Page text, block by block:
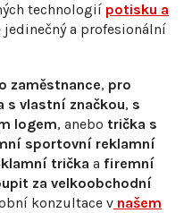
technologií potisku a
a profesionální
zaměstnance, pro
s vlastní značkou, s
logem, anebo trička s
sportovní reklamní
trička a firemní
za velkoobchodní
konzultace v našem